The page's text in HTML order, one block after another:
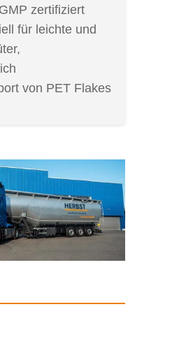
zertifiziert
für leichte und
von PET Flakes